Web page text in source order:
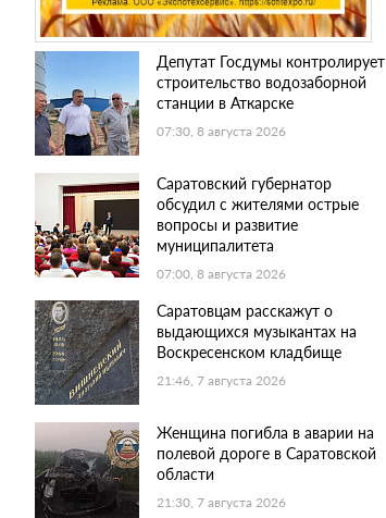
Депутат Госдумы контролирует
строительство водозаборной
станции в Аткарске
07:30, 8 августа 2026
Саратовский губернатор
обсудил с жителями острые
вопросы и развитие
муниципалитета
07:00, 8 августа 2026
Саратовцам расскажут о
выдающихся музыкантах на
Воскресенском кладбище
21:46, 7 августа 2026
Женщина погибла в аварии на
полевой дороге в Саратовской
области
21:30, 7 августа 2026